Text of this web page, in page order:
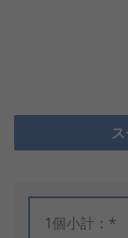
1個小計：*